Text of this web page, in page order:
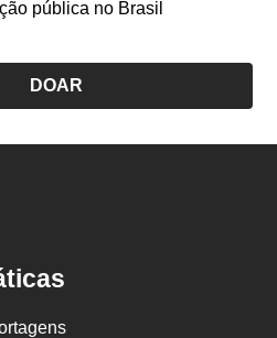
pública no Brasil
DOAR